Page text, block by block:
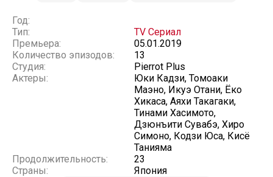
Год:
Тип:
TV Сериал
Премьера:
05.01.2019
Количество эпизодов:
13
Студия:
Pierrot Plus
Актеры:
Юки Кадзи, Томоаки
Маэно, Икуэ Отани, Ёко
Хикаса, Аяхи Такагаки,
Тинами Хасимото,
Дзюнъити Сувабэ, Хиро
Симоно, Кодзи Юса, Кисё
Танияма
Продолжительность:
23
Страны:
Япония